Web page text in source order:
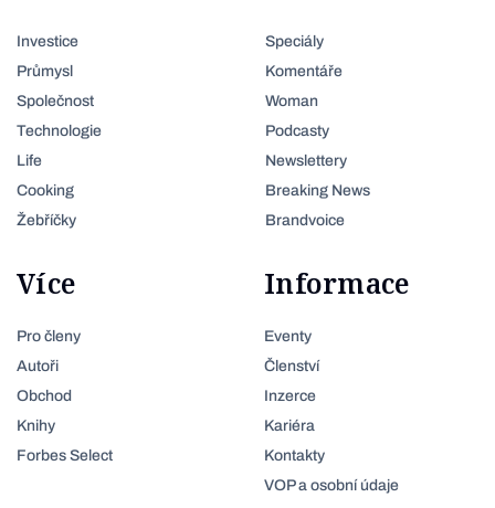
Investice
Průmysl
Společnost
Technologie
Life
Cooking
Žebříčky
Speciály
Komentáře
Woman
Podcasty
Newslettery
Breaking News
Brandvoice
Více
Pro členy
Autoři
Obchod
Knihy
Forbes Select
Informace
Eventy
Členství
Inzerce
Kariéra
Kontakty
VOP a osobní údaje